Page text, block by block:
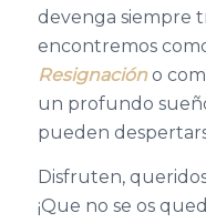
devenga siempre
encontremos
Resignación o
un profundo
pueden
Disfruten,
¡Que no se os